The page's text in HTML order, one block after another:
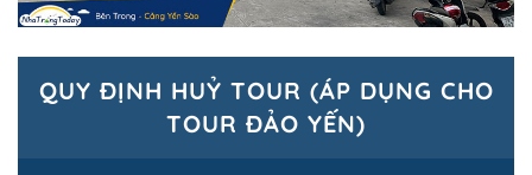
QUY ĐỊNH HUỶ TOUR (ÁP DỤNG CHO
TOUR ĐẢO YẾN)